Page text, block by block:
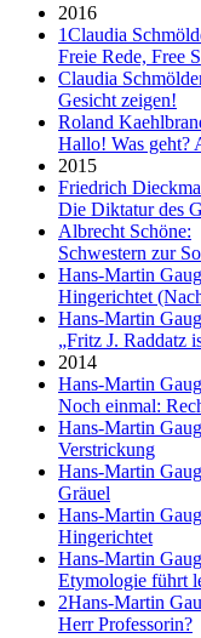
2016
1Claudia
Freie Rede, Free
Claudia
Gesicht zeigen!
Roland
Hallo! Was geht?
2015
Friedrich
Die Diktatur des
Albrecht Schöne:
Schwestern zur
Hans-Martin
Hingerichtet
Hans-Martin
„Fritz J. Raddatz
2014
Hans-Martin
Noch einmal:
Hans-Martin
Verstrickung
Hans-Martin
Gräuel
Hans-Martin
Hingerichtet
Hans-Martin
Etymologie führt
2Hans-Martin
Herr Professorin?